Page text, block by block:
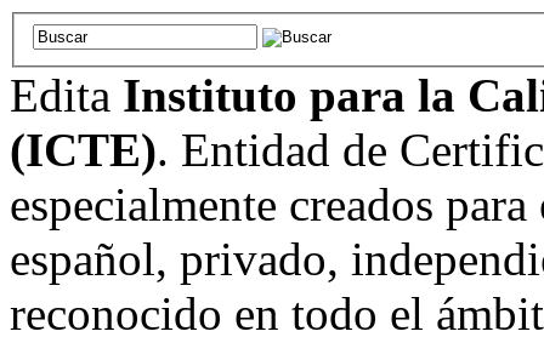
Edita Instituto para la
(ICTE). Entidad de
especialmente creados
español, privado,
reconocido en todo el